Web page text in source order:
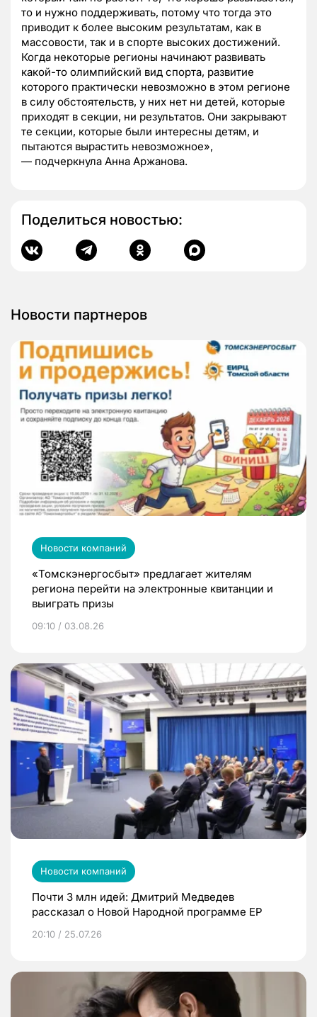
то и нужно поддерживать, потому что тогда это
приводит к более высоким результатам, как в
массовости, так и в спорте высоких достижений.
Когда некоторые регионы начинают развивать
какой-то олимпийский вид спорта, развитие
которого практически невозможно в этом регионе
в силу обстоятельств, у них нет ни детей, которые
приходят в секции, ни результатов. Они закрывают
те секции, которые были интересны детям, и
пытаются вырастить невозможное»,
— подчеркнула Анна Аржанова.
Поделиться новостью:
Новости партнеров
Новости компаний
«Томскэнергосбыт» предлагает жителям
региона перейти на электронные квитанции и
выиграть призы
09:10 / 03.08.26
Новости компаний
Почти 3 млн идей: Дмитрий Медведев
рассказал о Новой Народной программе ЕР
20:10 / 25.07.26